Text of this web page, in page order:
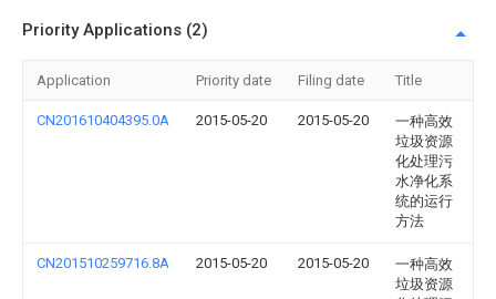
Priority Applications (2)
Application Priority date Filing date Title
CN201610404395.0A 2015-05-20 2015-05-20
一种高效
垃圾资源
化处理污
水净化系
统的运行
方法
CN201510259716.8A 2015-05-20 2015-05-20
一种高效
垃圾资源